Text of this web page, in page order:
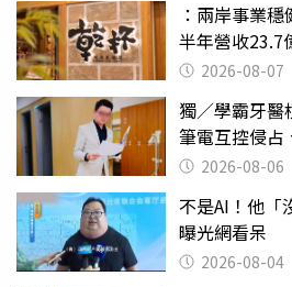
：兩岸事業
半年營收23.7
2026-08-07
獨／學霸牙
筆電互控侵占
2026-08-06
不是AI！他
曝光網看呆
2026-08-04